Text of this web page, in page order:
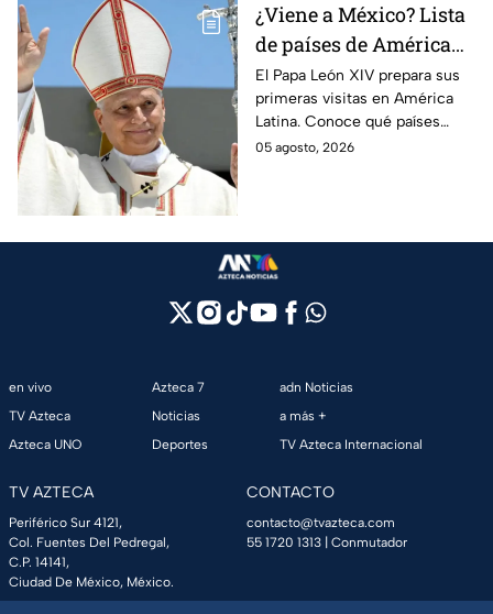
¿Viene a México? Lista
de países de América
Latina que el Papa León
XIV visitará
El Papa León XIV prepara sus
primeras visitas en América
Latina. Conoce qué países
están en su agenda y si
05 agosto, 2026
en vivo
TV Azteca
Azteca UNO
Azteca 7
Noticias
Deportes
adn Noticias
a más +
TV Azteca Internacional
TV AZTECA
Periférico Sur 4121,
Col. Fuentes Del Pedregal,
C.P. 14141,
Ciudad De México, México.
CONTACTO
contacto@tvazteca.com
55 1720 1313 | Conmutador